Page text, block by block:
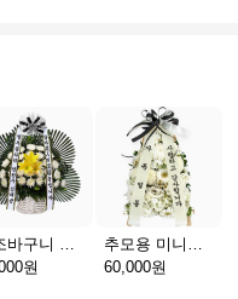
근조바구니 일반
원
추모용 미니화환 A(서울)
60,000원